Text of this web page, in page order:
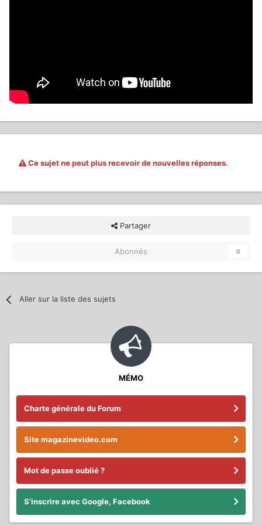
Ce sujet ne peut plus recevoir de nouvelles réponses.
Partager
Abonnés 0
Aller sur la liste des sujets
MÉMO
Charte générale du Forum
Site magazinevideo.com
Mot de passe oublié ?
S'inscrire avec Google, Facebook